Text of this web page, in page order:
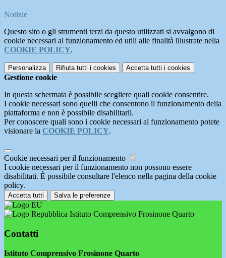
Notizie
Questo sito o gli strumenti terzi da questo utilizzati si avvalgono di
cookie necessari al funzionamento ed utili alle finalità illustrate nella
COOKIE POLICY.
Personalizza Rifiuta tutti i cookies Accetta tutti i cookies
Gestione cookie
In questa schermata è possibile scegliere quali cookie consentire.
I cookie necessari sono quelli che consentono il funzionamento della
piattaforma e non è possibile disabilitarli.
Per conoscere quali sono i cookie necessari al funzionamento potete
visionare la COOKIE POLICY.
Cookie necessari per il funzionamento
I cookie necessari per il funzionamento non possono essere
disabilitati. È possibile consultare l'elenco nella pagina della cookie
policy.
Accetta tutti Salva le preferenze
Istituto Comprensivo Frosinone Quarto
Contatti
Istituto Comprensivo Frosinone Quarto